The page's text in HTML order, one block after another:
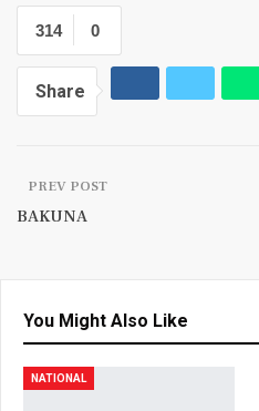
0
314
Share
PREV POST
BAKUNA
You Might Also Like
NATIONAL